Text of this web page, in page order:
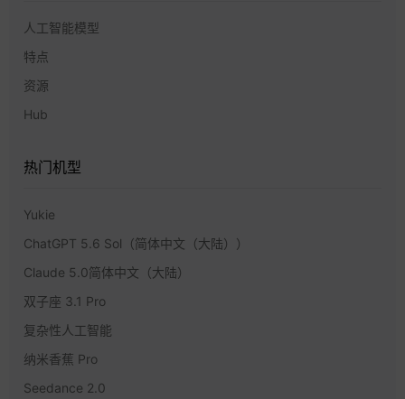
人工智能模型
特点
资源
Hub
热门机型
Yukie
ChatGPT 5.6 Sol（简体中文（大陆））
Claude 5.0简体中文（大陆）
双子座 3.1 Pro
复杂性人工智能
纳米香蕉 Pro
Seedance 2.0